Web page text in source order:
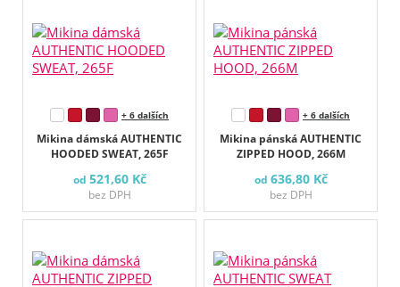
Mikina dámská AUTHENTIC
HOODED SWEAT, 265F
+ 6 dalších
od 521,60 Kč
bez DPH
Mikina pánská AUTHENTIC
ZIPPED HOOD, 266M
+ 6 dalších
od 636,80 Kč
bez DPH